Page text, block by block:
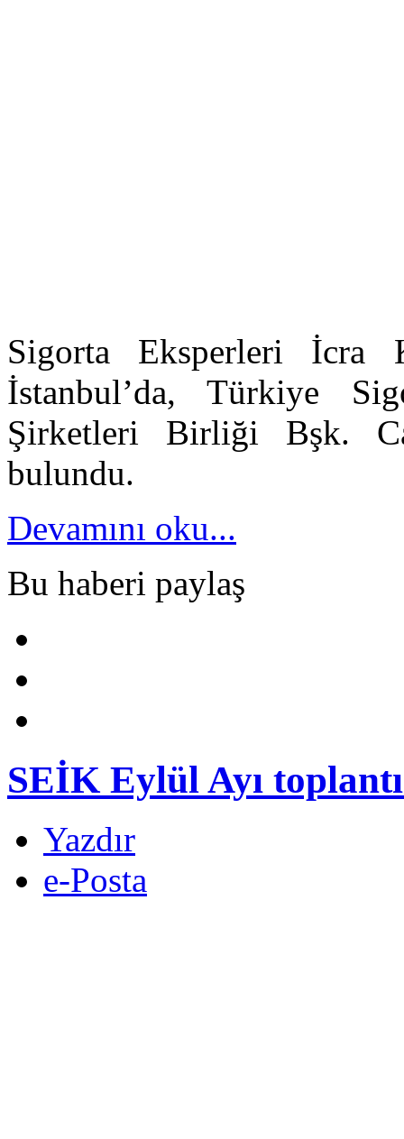
Sigorta Eksperleri İcra
İstanbul’da, Türkiye
Şirketleri Birliği Bşk.
bulundu.
Devamını oku...
Bu haberi paylaş
SEİK Eylül Ayı
Yazdır
e-Posta